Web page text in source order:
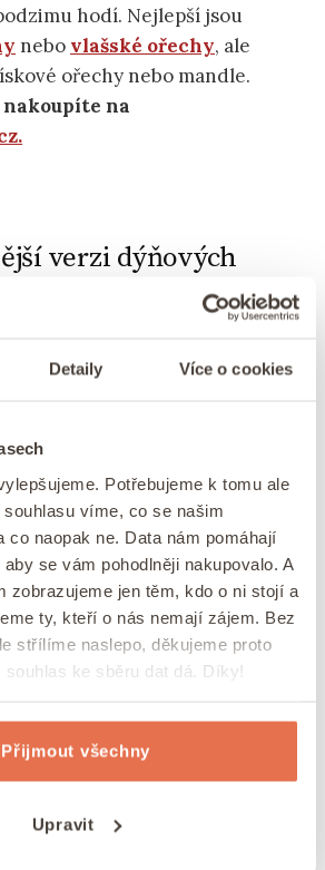
Detaily Více o cookies
Potřebujeme k tomu ale
víme, co se našim
co naopak ne. Data nám pomáhají
se vám pohodlněji nakupovalo. A
zobrazujeme jen těm, kdo o ni stojí a
ty, kteří o nás nemají zájem. Bez
střílíme naslepo, děkujeme proto
souhlas ke sběru dat dá. Díky!
Přijmout všechny
Upravit
hodí. Nejlepší jsou
nebo vlašské ořechy, ale
ořechy nebo mandle.
na
verzi dýňových
použijte 2-3 polévkové
dávky
cukr v kuchyni.
kokosový cukr.
verzi dýňových
vejce.Lněné vejce vyrobíte
odstát, než vám zhoustne.